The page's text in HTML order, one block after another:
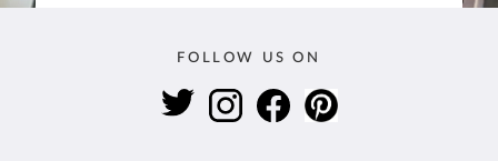
FOLLOW US ON